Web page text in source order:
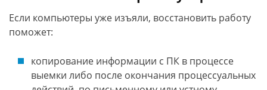
Если компьютеры уже изъяли, восстановить работу
поможет:
копирование информации с ПК в процессе
выемки либо после окончания процессуальных